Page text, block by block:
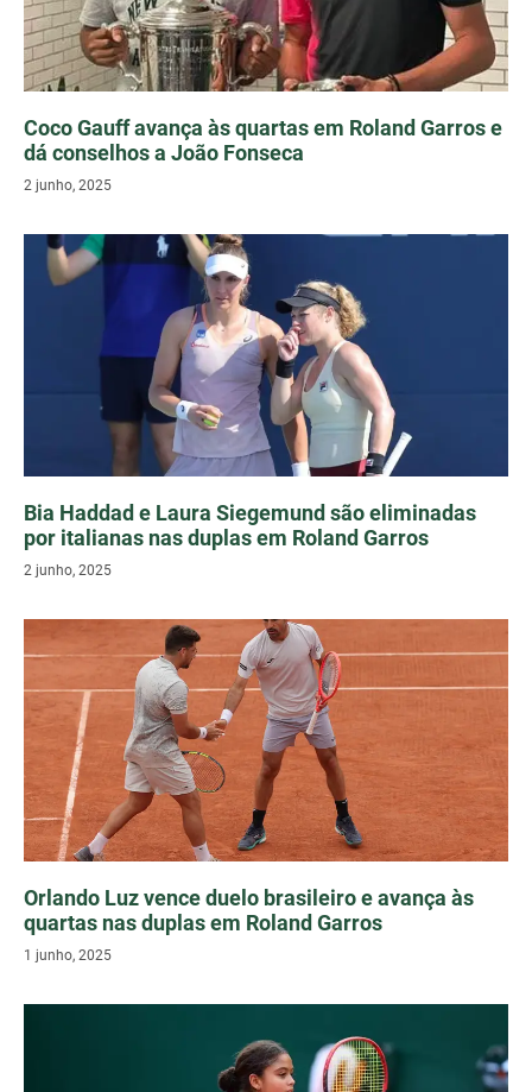
Coco Gauff avança às quartas em Roland Garros e
dá conselhos a João Fonseca
2 junho, 2025
Bia Haddad e Laura Siegemund são eliminadas
por italianas nas duplas em Roland Garros
2 junho, 2025
Orlando Luz vence duelo brasileiro e avança às
quartas nas duplas em Roland Garros
1 junho, 2025